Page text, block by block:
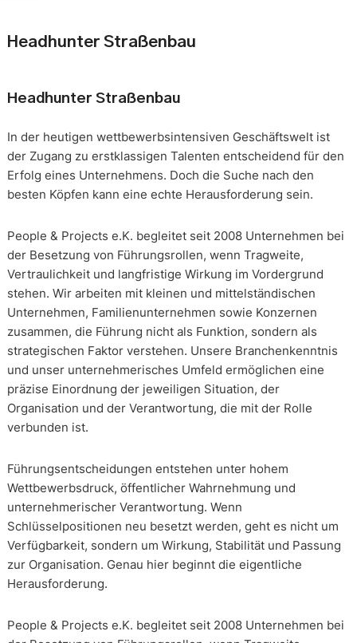
Headhunter Straßenbau
Headhunter Straßenbau
In der heutigen wettbewerbsintensiven Geschäftswelt ist
der Zugang zu erstklassigen Talenten entscheidend für den
Erfolg eines Unternehmens. Doch die Suche nach den
besten Köpfen kann eine echte Herausforderung sein.
People & Projects e.K. begleitet seit 2008 Unternehmen bei
der Besetzung von Führungsrollen, wenn Tragweite,
Vertraulichkeit und langfristige Wirkung im Vordergrund
stehen. Wir arbeiten mit kleinen und mittelständischen
Unternehmen, Familienunternehmen sowie Konzernen
zusammen, die Führung nicht als Funktion, sondern als
strategischen Faktor verstehen. Unsere Branchenkenntnis
und unser unternehmerisches Umfeld ermöglichen eine
präzise Einordnung der jeweiligen Situation, der
Organisation und der Verantwortung, die mit der Rolle
verbunden ist.
Führungsentscheidungen entstehen unter hohem
Wettbewerbsdruck, öffentlicher Wahrnehmung und
unternehmerischer Verantwortung. Wenn
Schlüsselpositionen neu besetzt werden, geht es nicht um
Verfügbarkeit, sondern um Wirkung, Stabilität und Passung
zur Organisation. Genau hier beginnt die eigentliche
Herausforderung.
People & Projects e.K. begleitet seit 2008 Unternehmen bei